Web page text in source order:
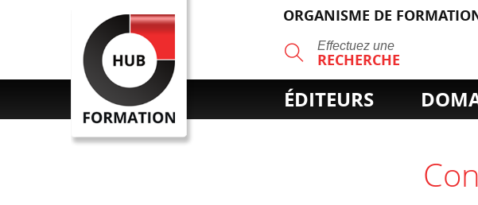
ORGANISME DE
Effectuez une
RECHERCHE
RECHERCHE
ÉDITEURS